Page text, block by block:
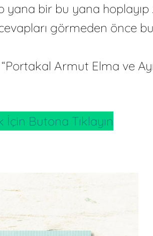
bir bu yana hoplayıp
görmeden önce
Armut Elma ve
Butona Tıklayın